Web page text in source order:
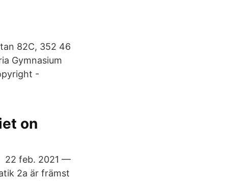
82C, 352 46
Gymnasium
-
on
22 feb. 2021 —
2a är främst